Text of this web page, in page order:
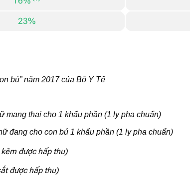
23%
bú” năm 2017 của Bộ Y Tế
mang thai cho 1 khẩu phần (1 ly pha chuẩn)
đang cho con bú 1 khẩu phần (1 ly pha chuẩn)
được hấp thu)
được hấp thu)